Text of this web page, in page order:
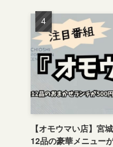
【オモウマい店】宮
12品の豪華メニュー